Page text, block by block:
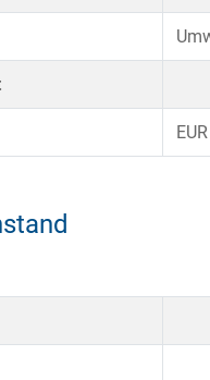
EUR